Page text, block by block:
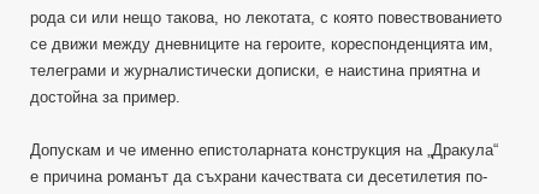
рода си или нещо такова, но лекотата, с която повествованието
се движи между дневниците на героите, кореспонденцията им,
телеграми и журналистически дописки, е наистина приятна и
достойна за пример.
Допускам и че именно епистоларната конструкция на „Дракула“
е причина романът да съхрани качествата си десетилетия по-